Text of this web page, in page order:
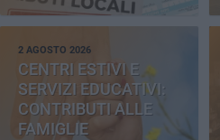
2 AGOSTO 2026
CENTRI ESTIVI E
SERVIZI EDUCATIVI:
CONTRIBUTI ALLE
FAMIGLIE